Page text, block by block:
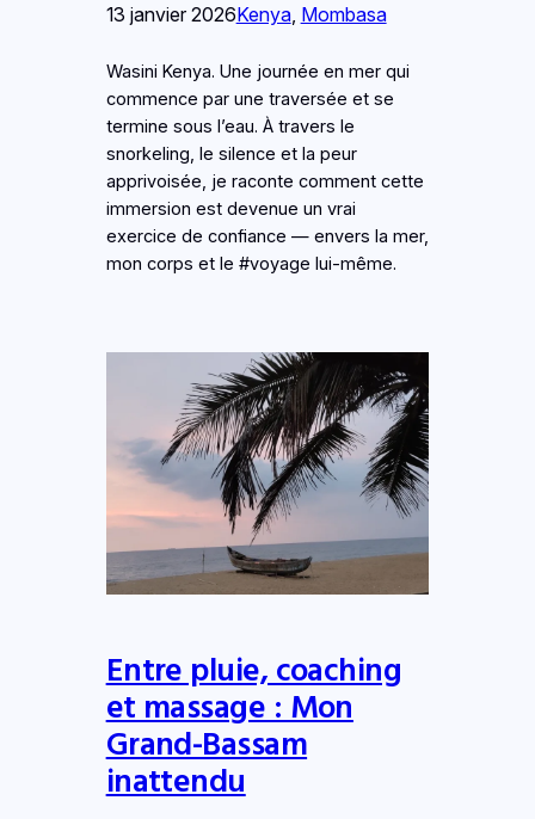
13 janvier 2026Kenya, Mombasa
Wasini Kenya. Une journée en mer qui
commence par une traversée et se
termine sous l’eau. À travers le
snorkeling, le silence et la peur
apprivoisée, je raconte comment cette
immersion est devenue un vrai
exercice de confiance — envers la mer,
mon corps et le #voyage lui-même.
Entre pluie, coaching
et massage : Mon
Grand-Bassam
inattendu